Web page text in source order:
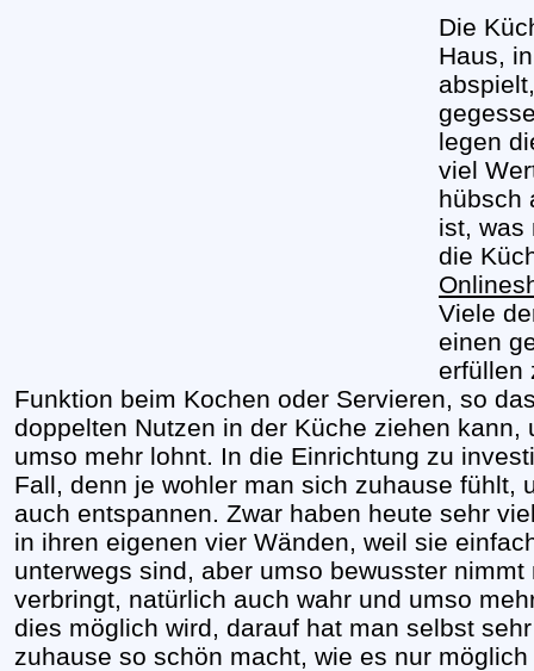
Die
Haus,
legen
viel
hübsch
ist, was
die
Viele
einen
erfüllen
Funktion beim Kochen oder Servieren, so
doppelten Nutzen in der Küche ziehen
umso mehr lohnt. In die Einrichtung zu
Fall, denn je wohler man sich zuhause fühlt,
auch entspannen. Zwar haben heute sehr
in ihren eigenen vier Wänden, weil sie
unterwegs sind, aber umso bewusster
verbringt, natürlich auch wahr und umso
dies möglich wird, darauf hat man selbst
zuhause so schön macht, wie es nur möglich